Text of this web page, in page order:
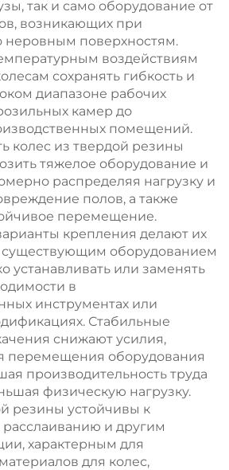
так и само оборудование от
возникающих при
поверхностям.
воздействиям
сохранять гибкость и
диапазоне рабочих
камер до
помещений.
колес из твердой резины
тяжелое оборудование и
распределяя нагрузку и
полов, а также
перемещение.
крепления делают их
оборудованием
устанавливать или заменять
в
инструментах или
Стабильные
снижают усилия,
перемещения оборудования
производительность труда
физическую нагрузку.
резины устойчивы к
и другим
характерным для
для колес,